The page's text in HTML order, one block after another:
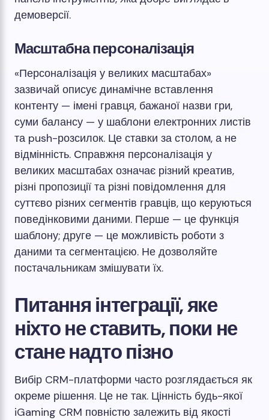
демоверсії.
Масштабна персоналізація
«Персоналізація у великих масштабах»
зазвичай описує динамічне вставлення
контенту — імені гравця, бажаної назви гри,
суми балансу — у шаблони електронних листів
та push-розсилок. Це ставки за столом, а не
відмінність. Справжня персоналізація у
великих масштабах означає різний креатив,
різні пропозиції та різні повідомлення для
суттєво різних сегментів гравців, що керуються
поведінковими даними. Перше — це функція
шаблону; друге — це можливість роботи з
даними та сегментацією. Не дозволяйте
постачальникам змішувати їх.
Питання інтеграції, яке
ніхто не ставить, поки не
стане надто пізно
Вибір CRM-платформи часто розглядається як
окреме рішення. Це не так. Цінність будь-якої
iGaming CRM повністю залежить від якості